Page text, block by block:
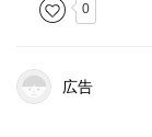
0
広告